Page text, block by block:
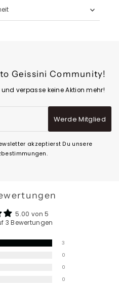
Geissini Community!
verpasse keine Aktion mehr!
Werde Mitglied
akzeptierst Du unsere
5.00 von 5
3 Bewertungen
3
0
0
0